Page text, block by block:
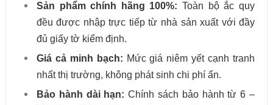
Sản phẩm chính hãng 100%: Toàn bộ ắc quy
đều được nhập trực tiếp từ nhà sản xuất với đầy
đủ giấy tờ kiểm định.
Giá cả minh bạch: Mức giá niêm yết cạnh tranh
nhất thị trường, không phát sinh chi phí ẩn.
Bảo hành dài hạn: Chính sách bảo hành từ 6 –